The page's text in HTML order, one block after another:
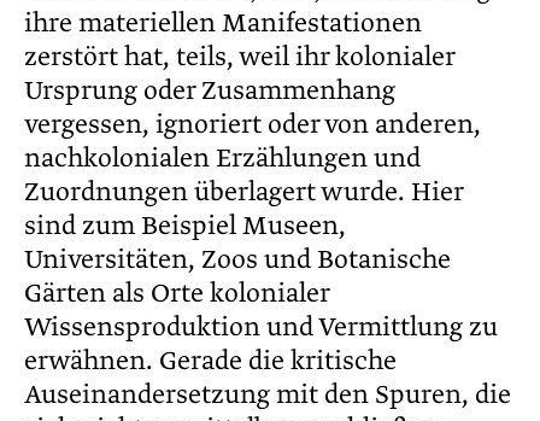
ihre materiellen Manifestationen
zerstört hat, teils, weil ihr kolonialer
Ursprung oder Zusammenhang
vergessen, ignoriert oder von anderen,
nachkolonialen Erzählungen und
Zuordnungen überlagert wurde. Hier
sind zum Beispiel Museen,
Universitäten, Zoos und Botanische
Gärten als Orte kolonialer
Wissensproduktion und Vermittlung zu
erwähnen. Gerade die kritische
Auseinandersetzung mit den Spuren, die